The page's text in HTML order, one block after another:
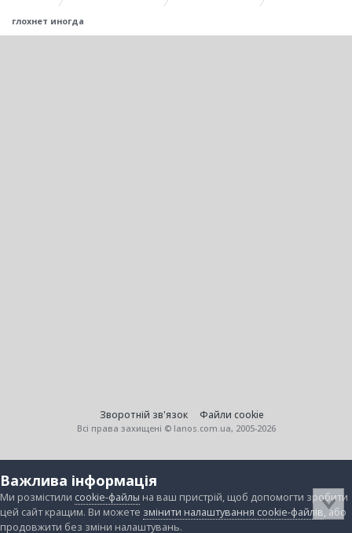
глохнет иногда
Зворотній зв'язок Файли cookie
Всі права захищені © lanos.com.ua, 2005-2026
Важлива інформація
Ми розмістили cookie-файлы на ваш пристрій, щоб допомогти зробити
цей сайт кращим. Ви можете змінити налаштування cookie-файлів, або
продовжити без зміни налаштувань.